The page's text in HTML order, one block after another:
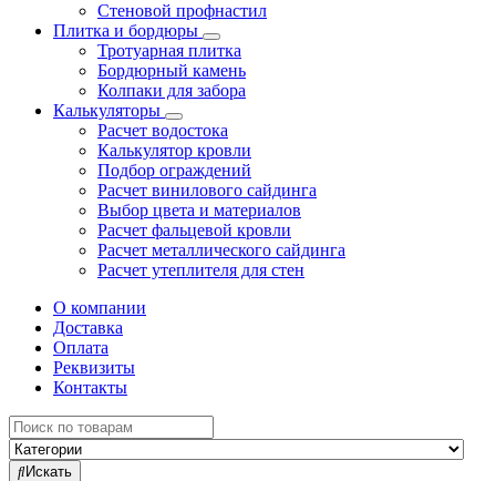
Стеновой профнастил
Плитка и бордюры
Тротуарная плитка
Бордюрный камень
Колпаки для забора
Калькуляторы
Расчет водостока
Калькулятор кровли
Подбор ограждений
Расчет винилового сайдинга
Выбор цвета и материалов
Расчет фальцевой кровли
Расчет металлического сайдинга
Расчет утеплителя для стен
О компании
Доставка
Оплата
Реквизиты
Контакты
Search
for:
Искать